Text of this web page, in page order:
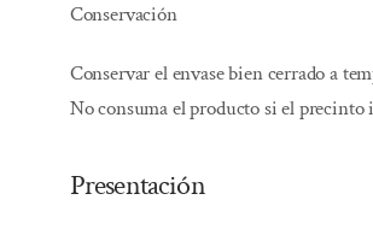
Conservación
Conservar el envase bien cerrado a
No consuma el producto si el precinto
Presentación